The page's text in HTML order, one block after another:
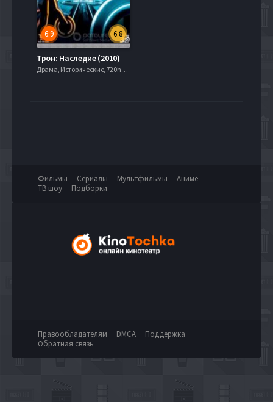
6.8
6.9
Трон: Наследие (2010)
Драма, Исторические, 720hd, mobilen,
Фильмы Сериалы Мультфильмы
Аниме
ТВ шоу
Подборки
Правообладателям DMCA
Поддержка
Обратная связь